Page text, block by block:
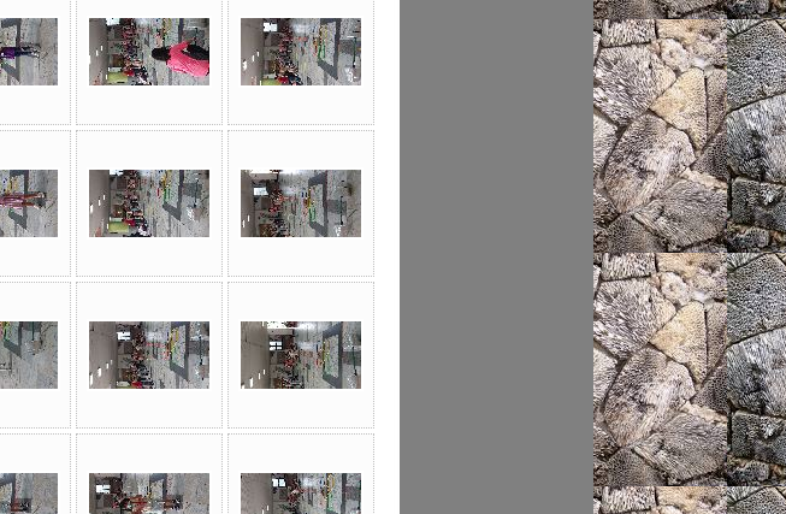
資訊服務入口
節能減碳全民行動